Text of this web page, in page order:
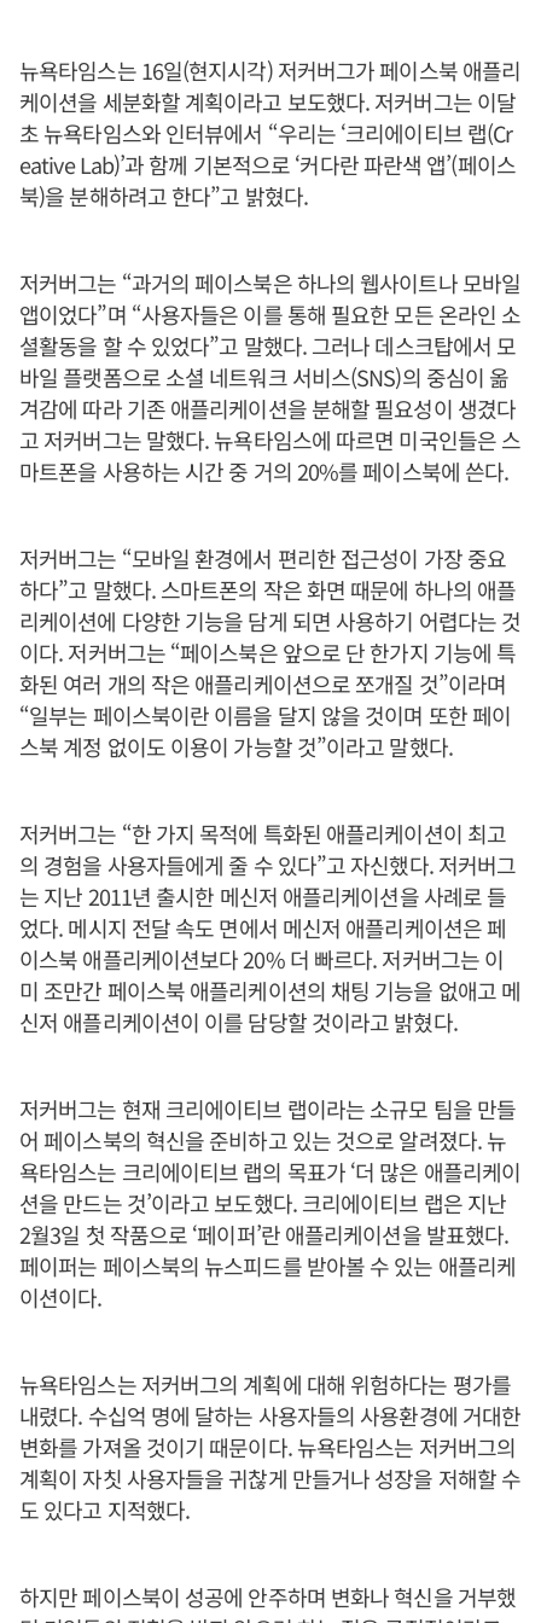
뉴욕타임스는 16일(현지시각) 저커버그가 페이스북 애플리
케이션을 세분화할 계획이라고 보도했다. 저커버그는 이달
초 뉴욕타임스와 인터뷰에서 “우리는 ‘크리에이티브 랩(Cr
eative Lab)’과 함께 기본적으로 ‘커다란 파란색 앱’(페이스
북)을 분해하려고 한다”고 밝혔다.
저커버그는 “과거의 페이스북은 하나의 웹사이트나 모바일
앱이었다”며 “사용자들은 이를 통해 필요한 모든 온라인 소
셜활동을 할 수 있었다”고 말했다. 그러나 데스크탑에서 모
바일 플랫폼으로 소셜 네트워크 서비스(SNS)의 중심이 옮
겨감에 따라 기존 애플리케이션을 분해할 필요성이 생겼다
고 저커버그는 말했다. 뉴욕타임스에 따르면 미국인들은 스
마트폰을 사용하는 시간 중 거의 20%를 페이스북에 쓴다.
저커버그는 “모바일 환경에서 편리한 접근성이 가장 중요
하다”고 말했다. 스마트폰의 작은 화면 때문에 하나의 애플
리케이션에 다양한 기능을 담게 되면 사용하기 어렵다는 것
이다. 저커버그는 “페이스북은 앞으로 단 한가지 기능에 특
화된 여러 개의 작은 애플리케이션으로 쪼개질 것”이라며
“일부는 페이스북이란 이름을 달지 않을 것이며 또한 페이
스북 계정 없이도 이용이 가능할 것”이라고 말했다.
저커버그는 “한 가지 목적에 특화된 애플리케이션이 최고
의 경험을 사용자들에게 줄 수 있다”고 자신했다. 저커버그
는 지난 2011년 출시한 메신저 애플리케이션을 사례로 들
었다. 메시지 전달 속도 면에서 메신저 애플리케이션은 페
이스북 애플리케이션보다 20% 더 빠르다. 저커버그는 이
미 조만간 페이스북 애플리케이션의 채팅 기능을 없애고 메
신저 애플리케이션이 이를 담당할 것이라고 밝혔다.
저커버그는 현재 크리에이티브 랩이라는 소규모 팀을 만들
어 페이스북의 혁신을 준비하고 있는 것으로 알려졌다. 뉴
욕타임스는 크리에이티브 랩의 목표가 ‘더 많은 애플리케이
션을 만드는 것’이라고 보도했다. 크리에이티브 랩은 지난
2월3일 첫 작품으로 ‘페이퍼’란 애플리케이션을 발표했다.
페이퍼는 페이스북의 뉴스피드를 받아볼 수 있는 애플리케
이션이다.
뉴욕타임스는 저커버그의 계획에 대해 위험하다는 평가를
내렸다. 수십억 명에 달하는 사용자들의 사용환경에 거대한
변화를 가져올 것이기 때문이다. 뉴욕타임스는 저커버그의
계획이 자칫 사용자들을 귀찮게 만들거나 성장을 저해할 수
도 있다고 지적했다.
하지만 페이스북이 성공에 안주하며 변화나 혁신을 거부했